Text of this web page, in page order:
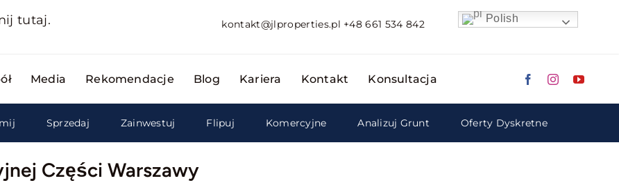
tutaj. kontakt@jlproperties.pl +48 661 534 842 Polish
Media Rekomendacje Blog Kariera Kontakt Konsultacja
Sprzedaj Zainwestuj Flipuj Komercyjne Analizuj Grunt Oferty Dyskretne
Części Warszawy